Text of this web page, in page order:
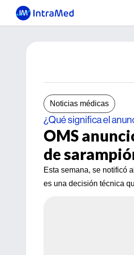
Noticias médicas
¿Qué significa el
OMS
de
Esta semana, se notificó
es una decisión técnica